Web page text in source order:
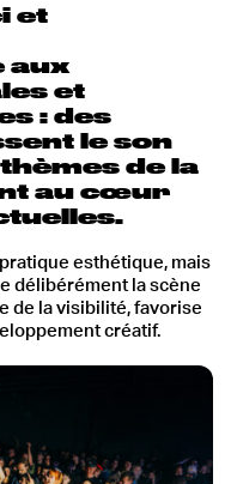
et
aux
et
: des
le son
de la
au cœur
pratique esthétique, mais
délibérément la scène
de la visibilité, favorise
créatif.